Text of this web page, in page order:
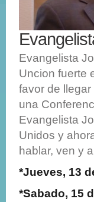
Evangelista
Uncion fuerte
favor de
una
Evangelista
Unidos y
hablar, ven y
*Jueves, 13
*Sabado, 15